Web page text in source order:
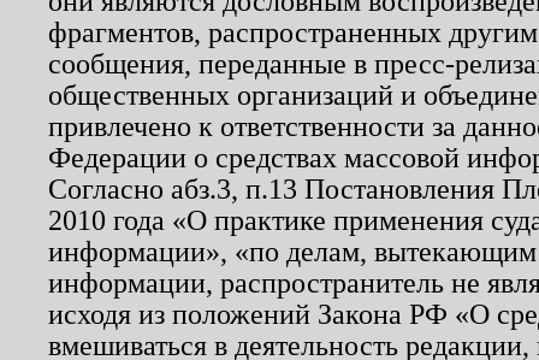
фрагментов, распространенных
сообщения, переданные в пресс-
общественных организаций и
привлечено к ответственности за
Федерации о средствах массовой
Согласно абз.3, п.13 Постановления
2010 года «О практике применения
информации», «по делам, вытекающим
информации, распространитель не
исходя из положений Закона РФ «О
вмешиваться в деятельность